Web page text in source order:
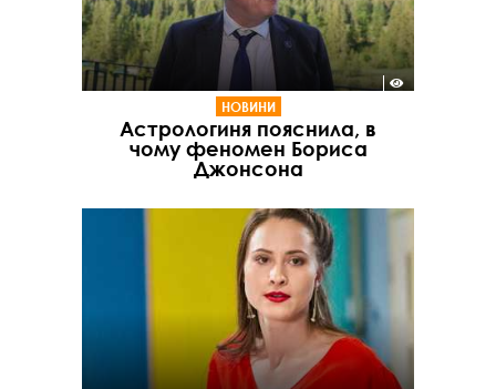
НОВИНИ
Астрологиня пояснила, в
чому феномен Бориса
Джонсона